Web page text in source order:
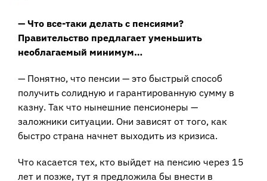
— Что все-таки делать с пенсиями?
Правительство предлагает уменьшить
необлагаемый минимум…
— Понятно, что пенсии — это быстрый способ
получить солидную и гарантированную сумму в
казну. Так что нынешние пенсионеры —
заложники ситуации. Они зависят от того, как
быстро страна начнет выходить из кризиса.
Что касается тех, кто выйдет на пенсию через 15
лет и позже, тут я предложила бы внести в